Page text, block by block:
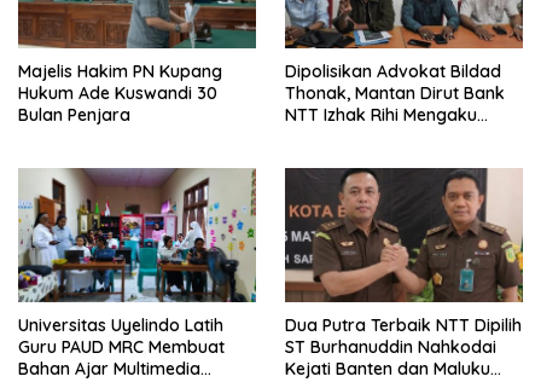
Majelis Hakim PN Kupang
Hukum Ade Kuswandi 30
Bulan Penjara
Dipolisikan Advokat Bildad
Thonak, Mantan Dirut Bank
NTT Izhak Rihi Mengaku
Universitas Uyelindo Latih
Guru PAUD MRC Membuat
Bahan Ajar Multimedia
Dua Putra Terbaik NTT Dipilih
ST Burhanuddin Nahkodai
Kejati Banten dan Maluku